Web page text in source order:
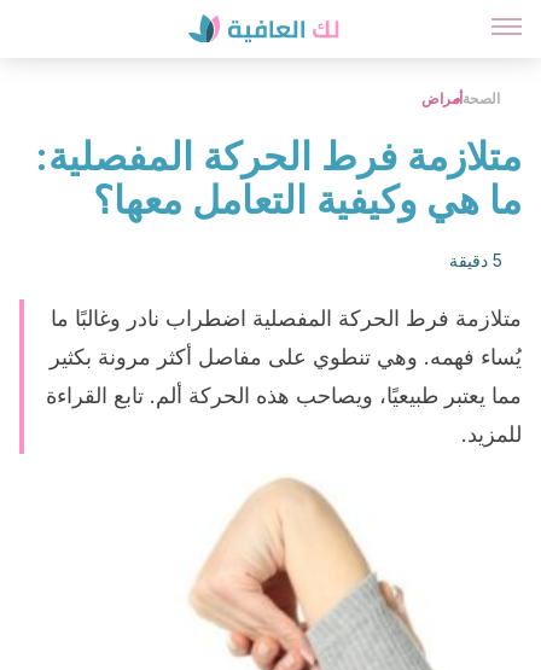
الصحةأمراض
متلازمة فرط الحركة المفصلية:
ما هي وكيفية التعامل معها؟
5 دقيقة
متلازمة فرط الحركة المفصلية اضطراب نادر وغالبًا ما
يُساء فهمه. وهي تنطوي على مفاصل أكثر مرونة بكثير
مما يعتبر طبيعيًا، ويصاحب هذه الحركة ألم. تابع القراءة
للمزيد.